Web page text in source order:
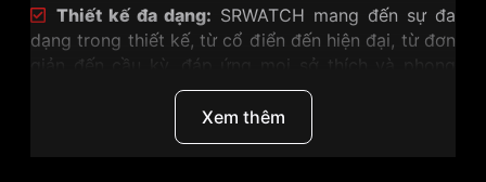
Thiết kế đa dạng: SRWATCH mang đến sự đa
dạng trong thiết kế, từ cổ điển đến hiện đại, từ đơn
giản đến cầu kỳ, đáp ứng mọi sở thích và phong
cách của khách hàng.
Chất liệu cao cấp:SRWATCH sử dụng những
chất liệu cao cấp như thép không gỉ, da thật, kính
Xem thêm